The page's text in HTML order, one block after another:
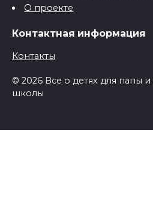
О проекте
Контактная информация
Контакты
© 2026 Все о детях для папы
школы